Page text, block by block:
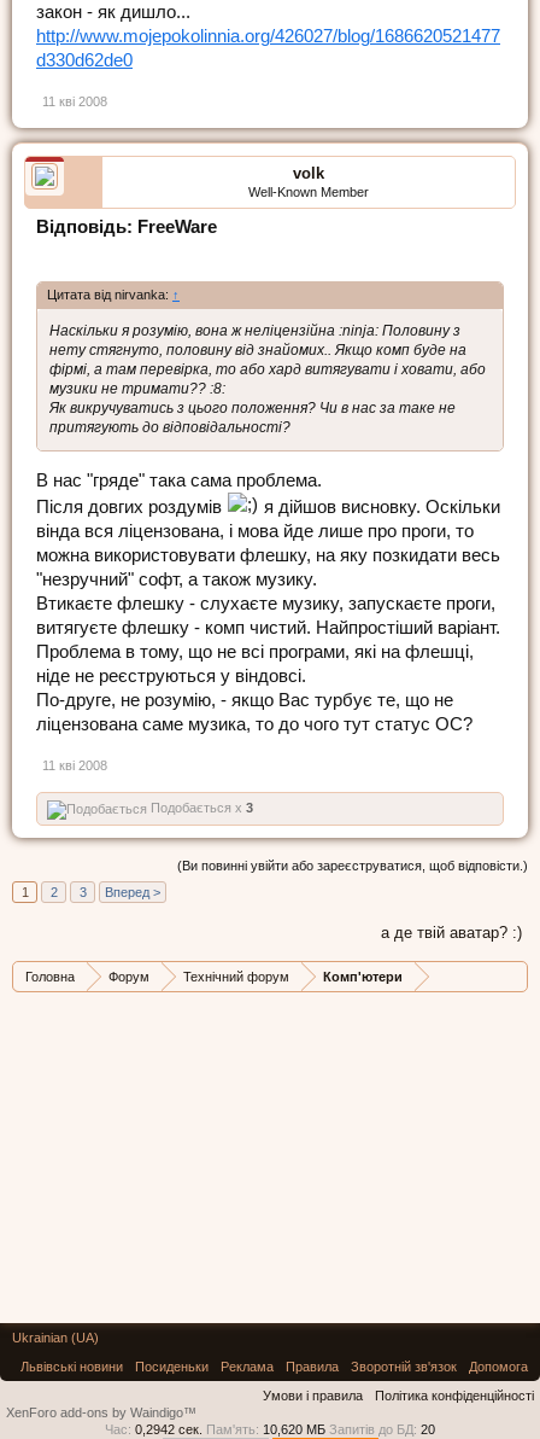
закон - як дишло...
http://www.mojepokolinnia.org/426027/blog/1686620521477
d330d62de0
11 кві 2008
volk
Well-Known Member
Відповідь: FreeWare
Цитата від nirvanka: ↑
Наскільки я розумію, вона ж неліцензійна :ninja: Половину з
нету стягнуто, половину від знайомих.. Якщо комп буде на
фірмі, а там перевірка, то або хард витягувати і ховати, або
музики не тримати?? :8:
Як викручуватись з цього положення? Чи в нас за таке не
притягують до відповідальності?
В нас "гряде" така сама проблема.
Після довгих роздумів
я дійшов висновку. Оскільки
вінда вся ліцензована, і мова йде лише про проги, то
можна використовувати флешку, на яку позкидати весь
"незручний" софт, а також музику.
Втикаєте флешку - слухаєте музику, запускаєте проги,
витягуєте флешку - комп чистий. Найпростіший варіант.
Проблема в тому, що не всі програми, які на флешці,
ніде не реєструються у віндовсі.
По-друге, не розумію, - якщо Вас турбує те, що не
ліцензована саме музика, то до чого тут статус ОС?
11 кві 2008
Подобається x 3
(Ви повинні увійти або зареєструватися, щоб відповісти.)
1
2 3 Вперед >
а де твій аватар? :)
Головна Форум Технічний форум Комп'ютери
Ukrainian (UA)
Львівські новини
Посиденьки Реклама Правила Зворотній зв'язок
Допомога
Умови і правила
Політика конфіденційності
XenForo add-ons by Waindigo™
Час: 0,2942 сек. Пам'ять: 10,620 МБ Запитів до БД: 20